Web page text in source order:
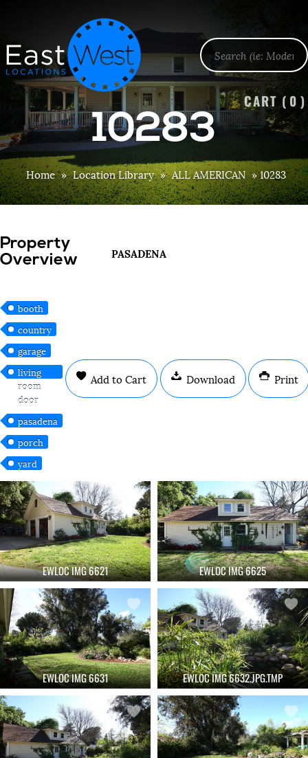
CART ( 0 )
10283
Home » Location Library » ALL AMERICAN »10283
Property
Overview
PASADENA
booth
country
garage
living
room
door
pasadena
porch
yard
Add to Cart Download Print
EWLOC IMG 6621 EWLOC IMG 6625
EWLOC IMG 6631 EWLOC IMG 6632.JPG.TMP